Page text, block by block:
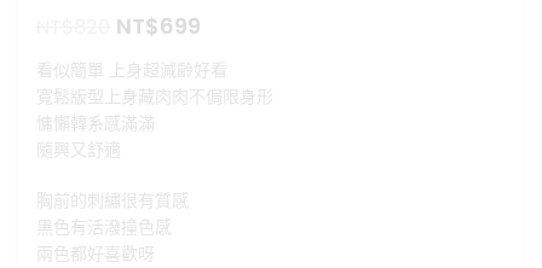
原
價
格：
NT$820。
NT$699
價
格：
看似簡單 上身超減齡好看
寬鬆版型上身藏肉肉不侷限身形
慵懶韓系感滿滿
隨興又舒適
胸前的刺繡很有質感
黑色有活潑撞色感
兩色都好喜歡呀